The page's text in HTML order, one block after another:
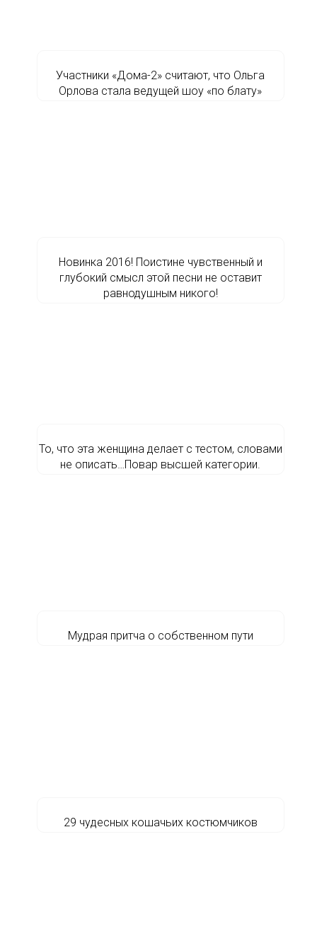
Участники «Дома-2» считают, что Ольга
Орлова стала ведущей шоу «по блату»
Новинка 2016! Поистине чувственный и
глубокий смысл этой песни не оставит
равнодушным никого!
То, что эта женщина делает с тестом, словами
не описать…Повар высшей категории.
Мудрая притча о собственном пути
29 чудесных кошачьих костюмчиков